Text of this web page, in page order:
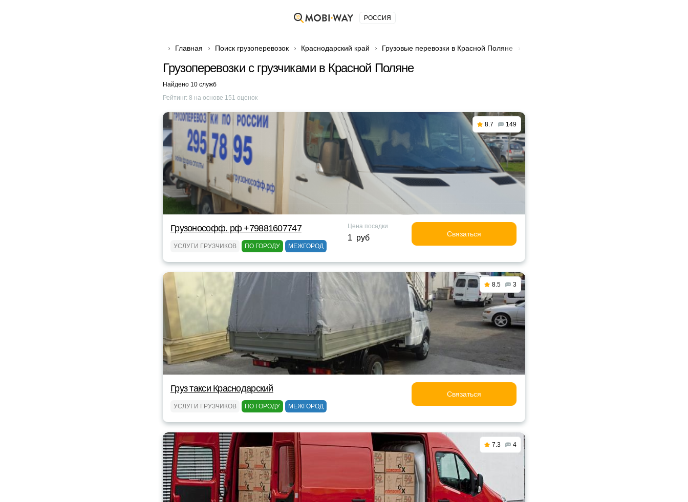
РОССИЯ
Главная Поиск грузоперевозок Краснодарский край Грузовые перевозки в Красной Поляне
Грузоперевозки с грузчиками в Красной Поляне
Найдено 10 служб
Рейтинг: 8 на основе 151 оценок
8.7 149
Грузонософф. рф +79881607747
УСЛУГИ ГРУЗЧИКОВ ПО ГОРОДУ МЕЖГОРОД
Цена посадки
1 руб Связаться
8.5 3
Груз такси Краснодарский
УСЛУГИ ГРУЗЧИКОВ ПО ГОРОДУ МЕЖГОРОД
Связаться
7.3 4